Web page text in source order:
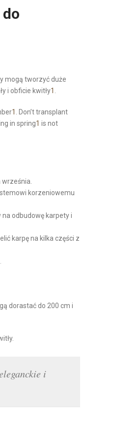
mogą tworzyć duże
i obficie kwitły1 .
1 . Don’t transplant
in spring1 is not
września.
korzeniowemu
odbudowę karpety i
karpę na kilka części z
dorastać do 200 cm i
i